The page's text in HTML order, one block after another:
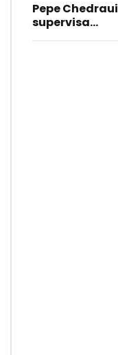
Pepe Chedraui
supervisa